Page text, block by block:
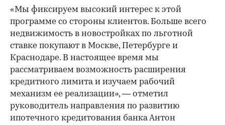
«Мы фиксируем высокий интерес к этой
программе со стороны клиентов. Больше всего
недвижимость в новостройках по льготной
ставке покупают в Москве, Петербурге и
Краснодаре. В настоящее время мы
рассматриваем возможность расширения
кредитного лимита и изучаем рабочий
механизм ее реализации», — отметил
руководитель направления по развитию
ипотечного кредитования банка Антон